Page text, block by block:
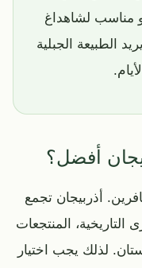
مناسب لشاهداغ
الطبيعة الجبلية
أفضل؟
أذربيجان تجمع
التاريخية، المنتجعات
لذلك يجب اختيار